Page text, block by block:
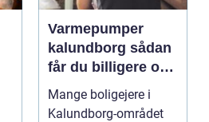
Varmepumper
kalundborg sådan
får du billigere og
mere bæredygtig
varme
Mange boligejere i
Kalundborg-området